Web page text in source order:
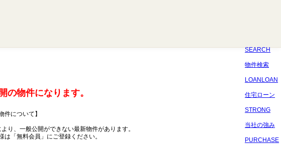
SEARCH
物件検索
LOANLOAN
住宅ローン
STRONG
当社の強み
PURCHASE
の物件になります。
件について】
り、一般公開ができない最新物件があります。
「無料会員」にご登録ください。